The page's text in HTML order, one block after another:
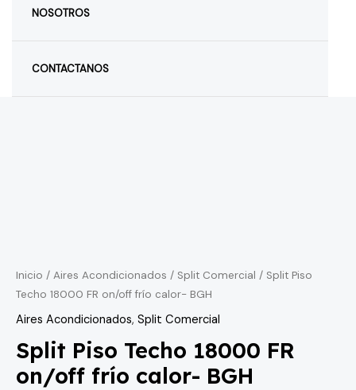
NOSOTROS
CONTACTANOS
Inicio / Aires Acondicionados / Split Comercial / Split Piso
Techo 18000 FR on/off frío calor- BGH
Aires Acondicionados, Split Comercial
Split Piso Techo 18000 FR
on/off frío calor- BGH